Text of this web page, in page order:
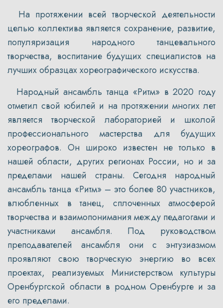
На протяжении всей творческой деятельности
целью коллектива является сохранение, развитие,
популяризация народного танцевального
творчества, воспитание будущих специалистов на
лучших образцах хореографического искусства.
Народный ансамбль танца «Ритм» в 2020 году
отметил свой юбилей и на протяжении многих лет
является творческой лабораторией и школой
профессионального мастерства для будущих
хореографов. Он широко известен не только в
нашей области, других регионах России, но и за
пределами нашей страны. Сегодня народный
ансамбль танца «Ритм» – это более 80 участников,
влюбленных в танец, сплоченных атмосферой
творчества и взаимопонимания между педагогами и
участниками ансамбля. Под руководством
преподавателей ансамбля они с энтузиазмом
проявляют свою творческую энергию во всех
проектах, реализуемых Министерством культуры
Оренбургской области в родном Оренбурге и за
его пределами.